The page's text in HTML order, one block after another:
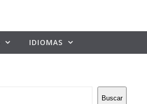
IDIOMAS
Buscar